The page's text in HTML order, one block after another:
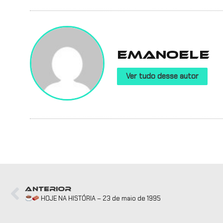
Emanoele
Ver tudo desse autor
ANTERIOR
HOJE NA HISTÓRIA – 23 de maio de 1995